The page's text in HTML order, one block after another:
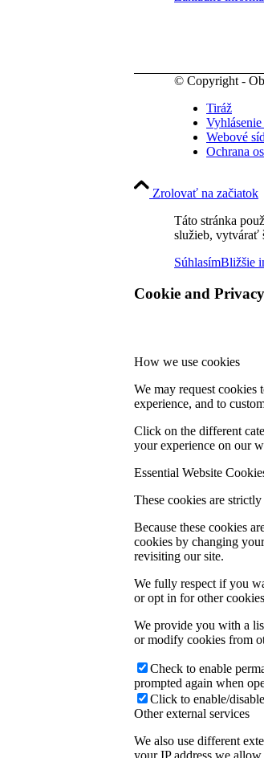
© Copyright -
Tiráž
Webové
Ochrana
Zrolovať na začiatok
Táto stránka
služieb, vytvárať
SúhlasímBližšie
Cookie and
How we use cookies
We may request
experience, and to
Click on the different
your experience on our
Essential Website
These cookies are
Because these cookies
cookies by changing
revisiting our site.
We fully respect if you
or opt in for other
We provide you with a
or modify cookies from
Check to enable
prompted again when
Click to enable/
Other external services
We also use different
your IP address we